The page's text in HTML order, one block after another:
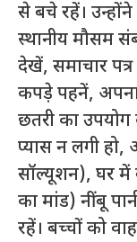
से बचे रहें।
स्थानीय मौसम
देखें, समाचार
कपड़े पहनें,
छतरी का उपयोग
प्यास न लगी
सॉल्यूशन), घर में
का मांड) नींबू
रहें। बच्चों को